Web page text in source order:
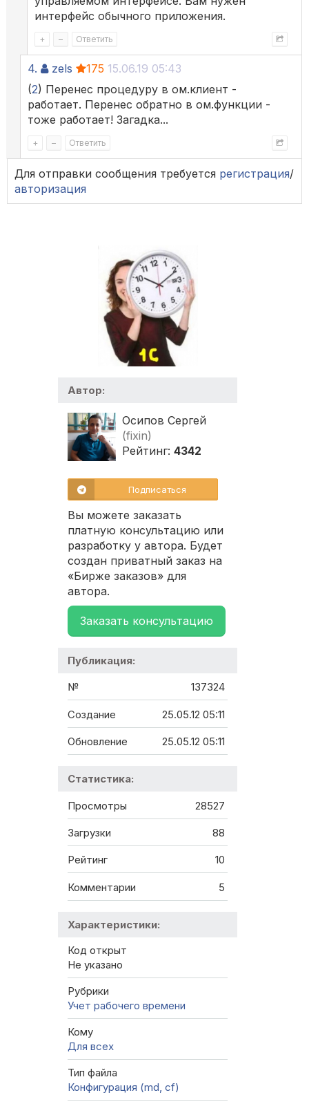
интерфейс обычного приложения.
+ – Ответить
4. zels 175 15.06.19 05:43
(2) Перенес процедуру в ом.клиент -
работает. Перенес обратно в ом.функции -
тоже работает! Загадка...
+ – Ответить
Для отправки сообщения требуется регистрация/
авторизация
Автор:
Осипов Сергей
(fixin)
Рейтинг: 4342
Подписаться
Вы можете заказать
платную консультацию или
разработку у автора. Будет
создан приватный заказ на
«Бирже заказов» для
автора.
Заказать консультацию
Публикация:
№ 137324
Создание 25.05.12 05:11
Обновление 25.05.12 05:11
Статистика:
Просмотры 28527
Загрузки 88
Рейтинг 10
Комментарии 5
Характеристики:
Код открыт
Не указано
Рубрики
Учет рабочего времени
Кому
Для всех
Тип файла
Конфигурация (md, cf)